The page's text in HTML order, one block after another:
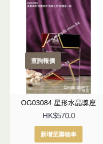
OG03084 星形水晶獎座
HK$570.0
新增至購物車
查詢報價